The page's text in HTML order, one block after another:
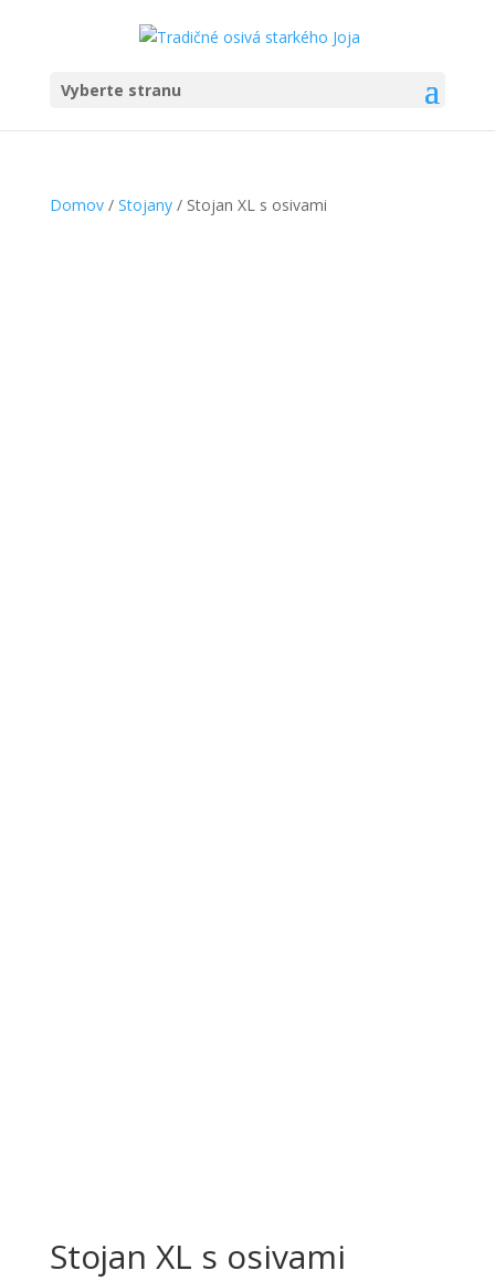
Vyberte stranu
Domov/ Stojany/ Stojan XL s osivami
Stojan XL s osivami